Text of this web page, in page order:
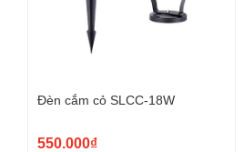
Đèn cắm cỏ SLCC-18W
550.000₫